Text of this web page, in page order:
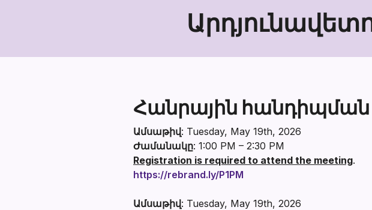
Հանրային
Ամսաթիվ: Tuesday, May 19th, 2026
Ժամանակը: 1:00 PM – 2:30 PM
Registration is required to attend the meeting.
https://rebrand.ly/P1PM
Ամսաթիվ: Tuesday, May 19th, 2026